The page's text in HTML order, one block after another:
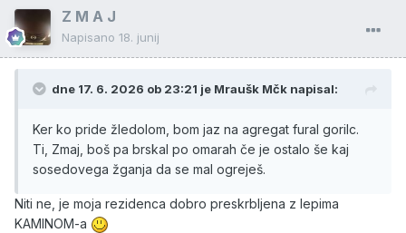
Z M A J
Napisano 18. junij
dne 17. 6. 2026 ob 23:21 je Mraušk Mčk napisal:
Ker ko pride žledolom, bom jaz na agregat fural gorilc.
Ti, Zmaj, boš pa brskal po omarah če je ostalo še kaj
sosedovega žganja da se mal ogreješ.
Niti ne, je moja rezidenca dobro preskrbljena z lepima
KAMINOM-a